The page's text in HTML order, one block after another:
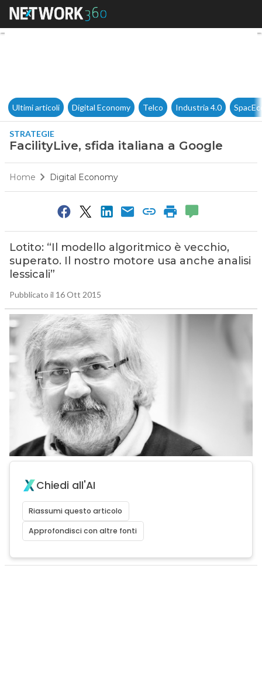
FacilityLive, sfida italiana a
Ultimi articoli Digital Economy Telco Industria 4.0
STRATEGIE
FacilityLive, sfida italiana a Google
Home Digital Economy
Lotito: “Il modello algoritmico è vecchio,
superato. Il nostro motore usa anche analisi
lessicali”
Pubblicato il 16 Ott 2015
Chiedi all'AI
Riassumi questo articolo
Approfondisci con altre fonti